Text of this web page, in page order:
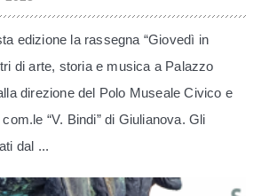
edizione la rassegna “Giovedì in
di arte, storia e musica a Palazzo
direzione del Polo Museale Civico e
“V. Bindi” di Giulianova. Gli
dal ...